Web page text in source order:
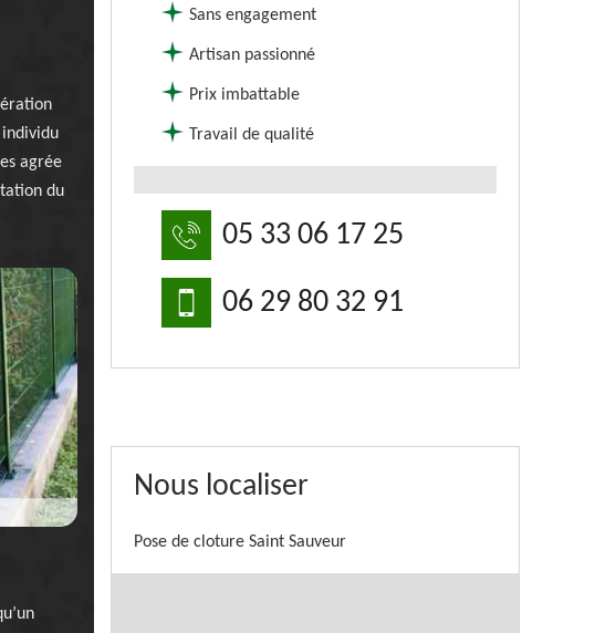
agrée
du
Sans engagement
Artisan passionné
Prix imbattable
Travail de qualité
05 33 06 17 25
06 29 80 32 91
Nous localiser
Pose de cloture Saint Sauveur